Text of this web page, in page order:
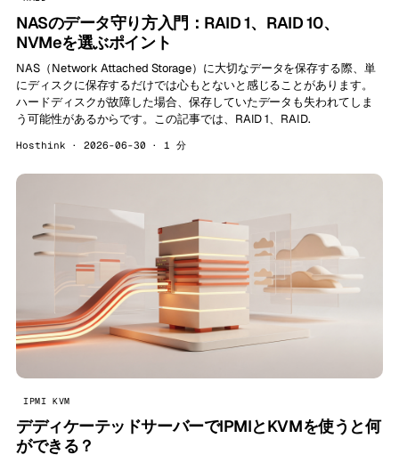
NASのデータ守り方入門：RAID 1、RAID 10、
NVMeを選ぶポイント
NAS（Network Attached Storage）に大切なデータを保存する際、単
にディスクに保存するだけでは心もとないと感じることがあります。
ハードディスクが故障した場合、保存していたデータも失われてしま
う可能性があるからです。この記事では、RAID 1、RAID.
Hosthink · 2026-06-30 · 1 分
IPMI KVM
デディケーテッドサーバーでIPMIとKVMを使うと何
ができる？